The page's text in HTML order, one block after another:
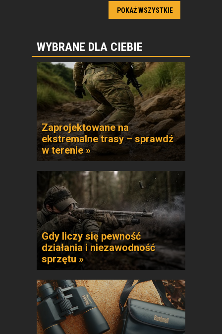
POKAŻ WSZYSTKIE
WYBRANE DLA CIEBIE
Zaprojektowane na
ekstremalne trasy – sprawdź
w terenie »
Gdy liczy się pewność
działania i niezawodność
sprzętu »